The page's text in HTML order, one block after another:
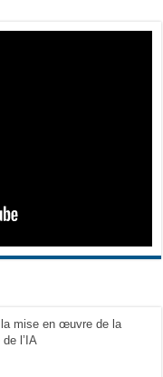
la mise en œuvre de la
l’IA